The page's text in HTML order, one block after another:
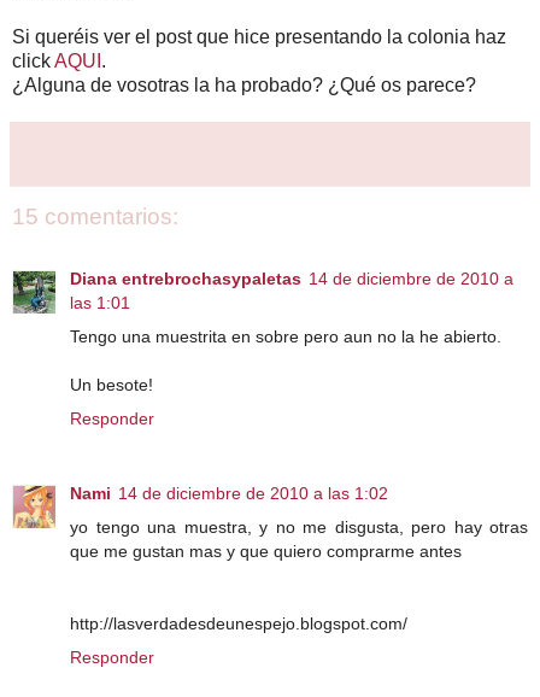
Si queréis ver el post que hice presentando la colonia haz
clickAQUI .
¿Alguna de vosotras la ha probado? ¿Qué os parece?
15 comentarios:
Diana entrebrochasypaletas 14 de diciembre de 2010 a
las 1:01
Tengo una muestrita en sobre pero aun no la he abierto.
Un besote!
Responder
Nami 14 de diciembre de 2010 a las 1:02
yo tengo una muestra, y no me disgusta, pero hay otras
que me gustan mas y que quiero comprarme antes
http://lasverdadesdeunespejo.blogspot.com/
Responder